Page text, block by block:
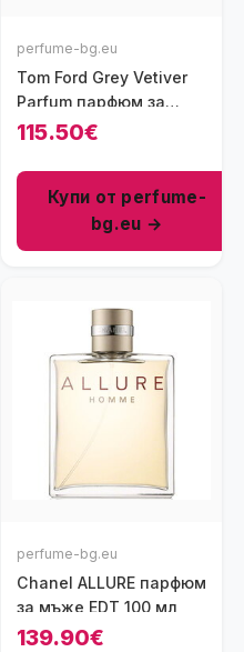
perfume-bg.eu
Tom Ford Grey Vetiver
Parfum парфюм за
мъже 50 мл - EXDP
115.50€
Купи от perfume-
bg.eu →
perfume-bg.eu
Chanel ALLURE парфюм
за мъже EDT 100 мл
139.90€